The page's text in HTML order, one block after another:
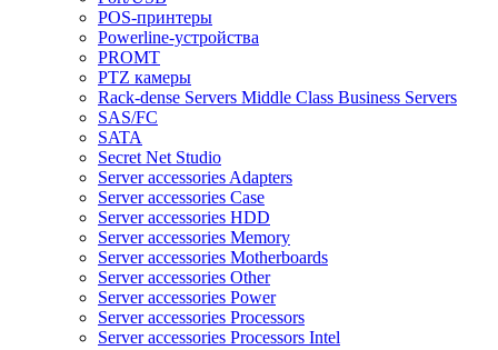
POS-принтеры
Powerline-устройства
PROMT
PTZ камеры
Rack-dense Servers Middle Class Business Servers
SAS/FC
SATA
Secret Net Studio
Server accessories Adapters
Server accessories Case
Server accessories HDD
Server accessories Memory
Server accessories Motherboards
Server accessories Other
Server accessories Power
Server accessories Processors
Server accessories Processors Intel